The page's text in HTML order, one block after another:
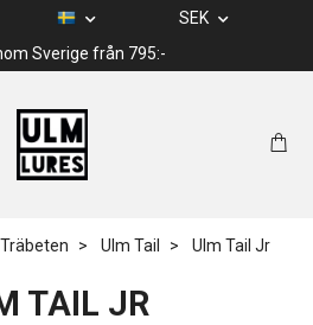
SEK
Sverige från 795:-
Träbeten Ulm Tail Ulm Tail Jr
TAIL JR